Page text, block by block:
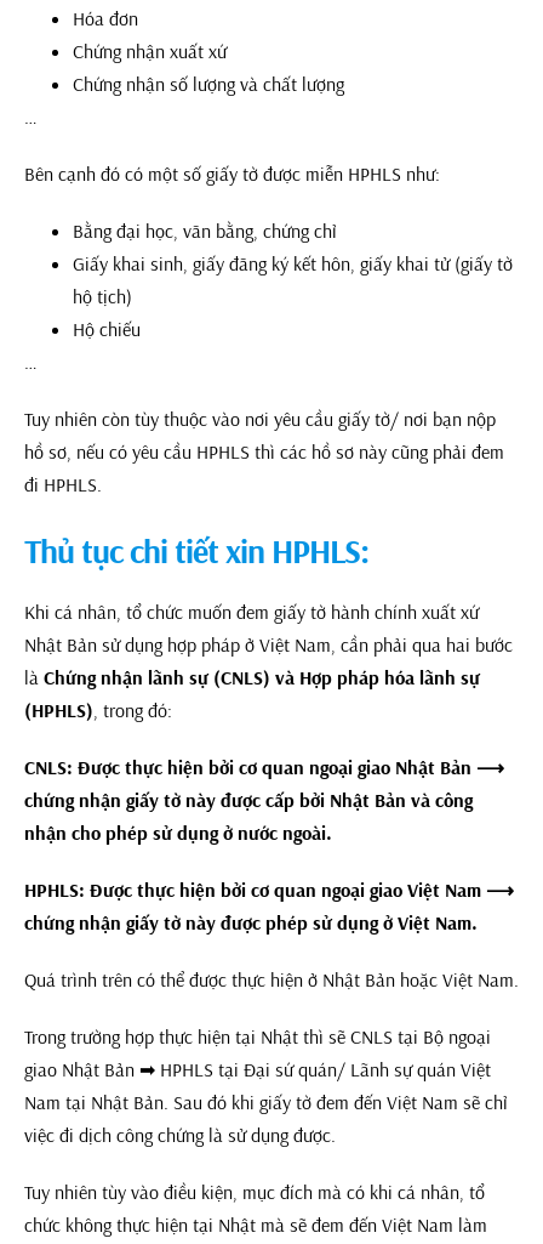
Hóa đơn
Chứng nhận xuất xứ
Chứng nhận số lượng và chất lượng
…
Bên cạnh đó có một số giấy tờ được miễn HPHLS như:
Bằng đại học, văn bằng, chứng chỉ
Giấy khai sinh, giấy đăng ký kết hôn, giấy khai tử (giấy tờ
hộ tịch)
Hộ chiếu
…
Tuy nhiên còn tùy thuộc vào nơi yêu cầu giấy tờ/ nơi bạn nộp
hồ sơ, nếu có yêu cầu HPHLS thì các hồ sơ này cũng phải đem
đi HPHLS.
Thủ tục chi tiết xin HPHLS:
Khi cá nhân, tổ chức muốn đem giấy tờ hành chính xuất xứ
Nhật Bản sử dụng hợp pháp ở Việt Nam, cần phải qua hai bước
là Chứng nhận lãnh sự (CNLS) và Hợp pháp hóa lãnh sự
(HPHLS), trong đó:
CNLS: Được thực hiện bởi cơ quan ngoại giao Nhật Bản ⟶
chứng nhận giấy tờ này được cấp bởi Nhật Bản và công
nhận cho phép sử dụng ở nước ngoài.
HPHLS: Được thực hiện bởi cơ quan ngoại giao Việt Nam ⟶
chứng nhận giấy tờ này được phép sử dụng ở Việt Nam.
Quá trình trên có thể được thực hiện ở Nhật Bản hoặc Việt Nam.
Trong trường hợp thực hiện tại Nhật thì sẽ CNLS tại Bộ ngoại
giao Nhật Bản ➡ HPHLS tại Đại sứ quán/ Lãnh sự quán Việt
Nam tại Nhật Bản. Sau đó khi giấy tờ đem đến Việt Nam sẽ chỉ
việc đi dịch công chứng là sử dụng được.
Tuy nhiên tùy vào điều kiện, mục đích mà có khi cá nhân, tổ
chức không thực hiện tại Nhật mà sẽ đem đến Việt Nam làm